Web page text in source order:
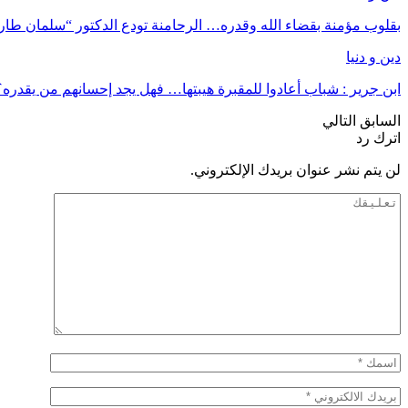
بقلوب مؤمنة بقضاء الله وقدره… الرحامنة تودع الدكتور “سلمان
دين و دنيا
ابن جرير : شباب أعادوا للمقبرة هيبتها… فهل يجد إحسانهم من
السابق التالي
اترك رد
لن يتم نشر عنوان بريدك الإلكتروني.